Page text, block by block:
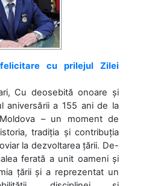
cu prilejul Zilei
Cu deosebită onoare și
aniversării a 155 ani de la
– un moment de
tradiția și contribuția
la dezvoltarea țării. De-
ferată a unit oameni și
țării și a reprezentat un